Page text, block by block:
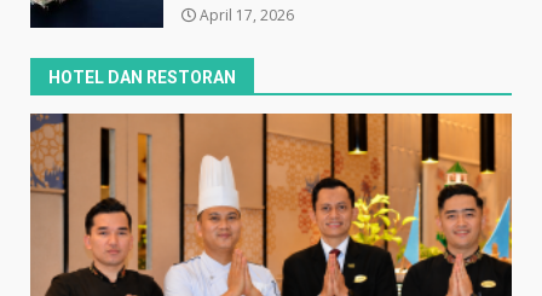
April 17, 2026
HOTEL DAN RESTORAN